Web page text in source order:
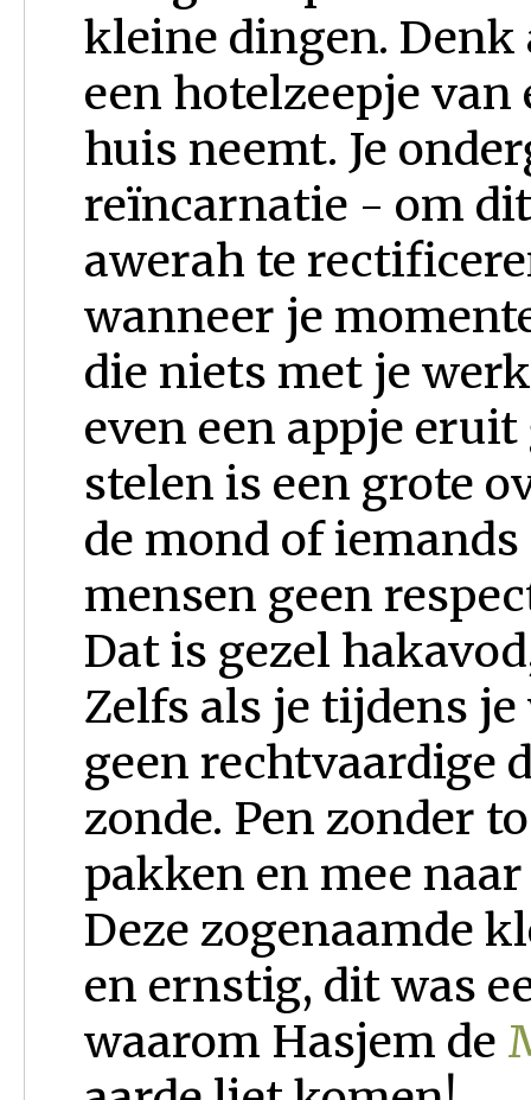
kleine dingen. Denk
een hotelzeepje
huis neemt. Je
reïncarnatie - om
awerah te
wanneer je
die niets met je
even een appje eruit
stelen is een grote
de mond of
mensen geen
Dat is gezel
Zelfs als je tijdens
geen rechtvaardige
zonde. Pen zonder
pakken en mee
Deze zogenaamde
en ernstig, dit was
waarom Hasjem de